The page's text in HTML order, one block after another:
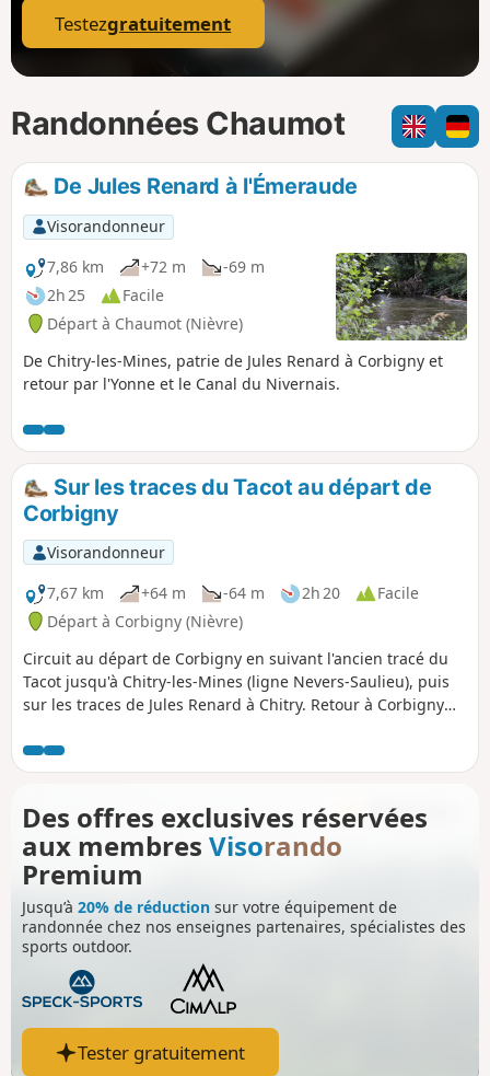
Testezgratuitement
Randonnées Chaumot
De Jules Renard à l'Émeraude
Visorandonneur
7,86 km
+72 m
-69 m
2h 25
Facile
Départ à Chaumot (Nièvre)
De Chitry-les-Mines, patrie de Jules Renard à Corbigny et
retour par l'Yonne et le Canal du Nivernais.
Sur les traces du Tacot au départ de
Corbigny
Visorandonneur
7,67 km
+64 m -64 m 2h 20
Facile
Départ à Corbigny (Nièvre)
Circuit au départ de Corbigny en suivant l'ancien tracé du
Tacot jusqu'à Chitry-les-Mines (ligne Nevers-Saulieu), puis
sur les traces de Jules Renard à Chitry. Retour à Corbigny
Des offres exclusives réservées
aux membres Visorando
Premium
Jusqu’à 20% de réduction sur votre équipement de
randonnée chez nos enseignes partenaires, spécialistes des
sports outdoor.
Tester gratuitement